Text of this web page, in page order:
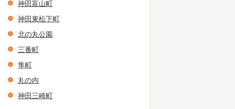
神田富山町
神田東松下町
北の丸公園
三番町
隼町
丸の内
神田三崎町